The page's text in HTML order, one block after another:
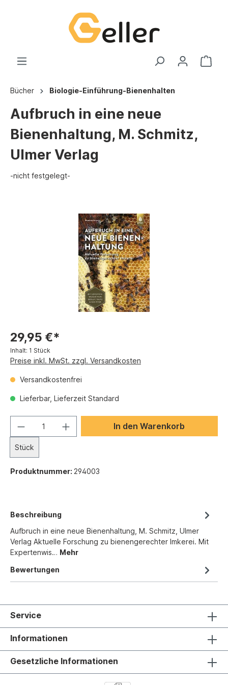
Bücher Biologie-Einführung-Bienenhalten
Aufbruch in eine neue
Bienenhaltung, M. Schmitz,
Ulmer Verlag
-nicht festgelegt-
29,95 €*
Inhalt: 1 Stück
Preise inkl. MwSt. zzgl. Versandkosten
Versandkostenfrei
Lieferbar, Lieferzeit Standard
Stück
In den Warenkorb
Produktnummer: 294003
Beschreibung
Aufbruch in eine neue Bienenhaltung, M. Schmitz, Ulmer
Verlag Aktuelle Forschung zu bienengerechter Imkerei. Mit
Expertenwis… Mehr
Bewertungen
Service
Informationen
Gesetzliche Informationen